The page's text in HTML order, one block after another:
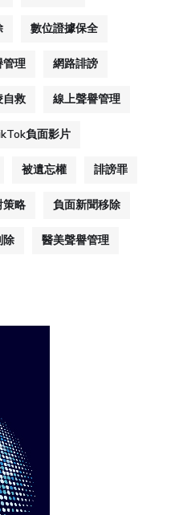
數位證據保全
管理 網路誹謗
自救 線上聲譽管理
負面影片
被遺忘權 誹謗罪
策略 負面新聞移除
除 醫美聲譽管理